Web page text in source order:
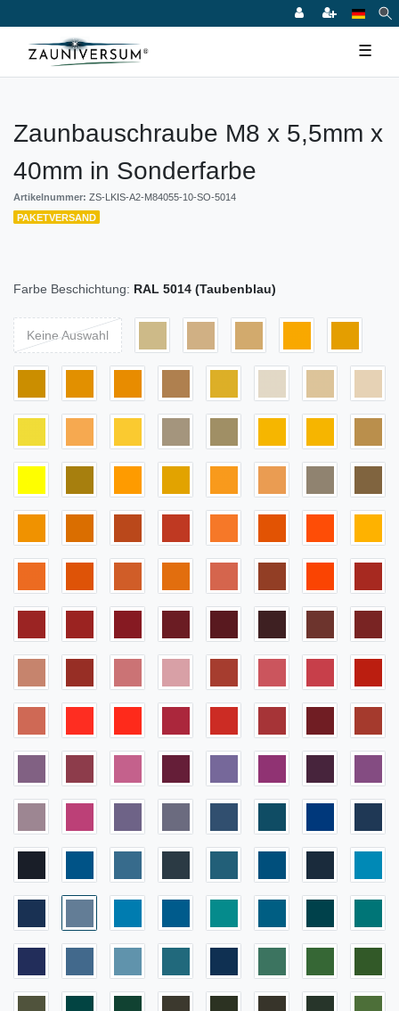
☰
Zaunbauschraube M8 x 5,5mm x
40mm in Sonderfarbe
Artikelnummer: ZS-LKIS-A2-M84055-10-SO-5014
PAKETVERSAND
Farbe Beschichtung: RAL 5014 (Taubenblau)
Keine Auswahl